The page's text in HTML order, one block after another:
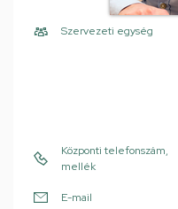
Szervezeti egység
Központi telefonszám,
mellék
E-mail